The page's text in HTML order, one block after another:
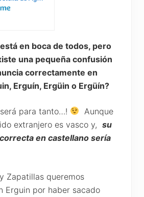
en boca de todos, pero
una pequeña confusión
correctamente en
Erguín, Ergüin o Ergüín?
para tanto…!
Aunque
extranjero es vasco y, su
en castellano sería
Zapatillas queremos
Erguin por haber sacado